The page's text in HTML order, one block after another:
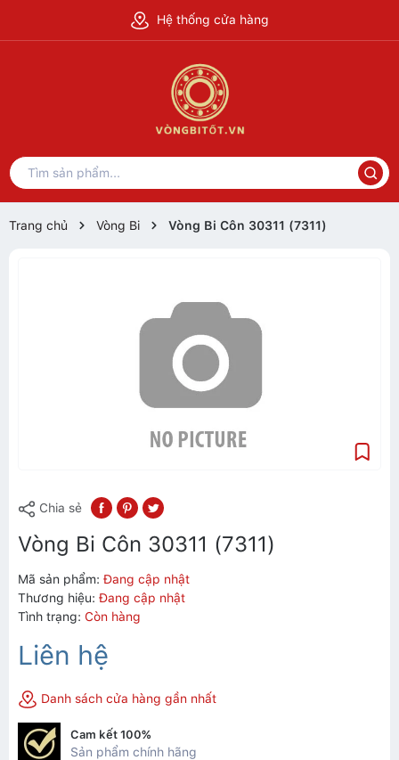
Hệ thống cửa hàng
Trang chủ Vòng Bi Vòng Bi Côn 30311 (7311)
Chia sẻ
Vòng Bi Côn 30311 (7311)
Mã sản phẩm: Đang cập nhật
Thương hiệu: Đang cập nhật
Tình trạng: Còn hàng
Liên hệ
Danh sách cửa hàng gần nhất
Cam kết 100%
Sản phẩm chính hãng